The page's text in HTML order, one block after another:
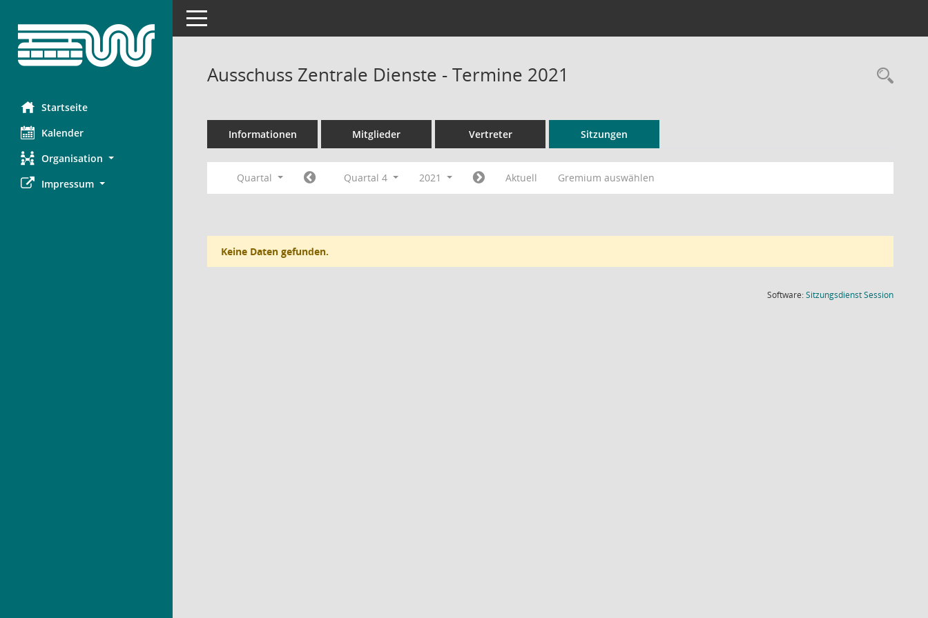
Startseite
Kalender
Organisation
Impressum
Toggle navigation
Ausschuss Zentrale Dienste - Termine 2021
Informationen Mitglieder Vertreter Sitzungen
Quartal Quartal 4 2021 Aktuell Gremium auswählen
Keine Daten gefunden.
Software:SitzungsdienstSession(Wird in